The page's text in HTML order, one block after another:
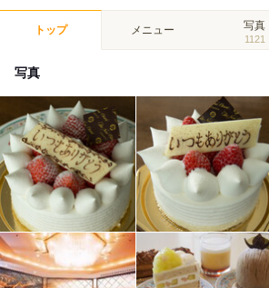
トップ メニュー 写真
1121
写真